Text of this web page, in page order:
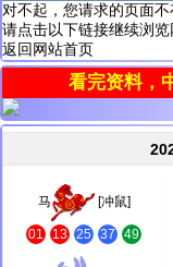
对不起，您请求的页面
请点击以下链接继续浏览
返回网站首页
看完资料，
马 [冲鼠]
01 13 25 37 49